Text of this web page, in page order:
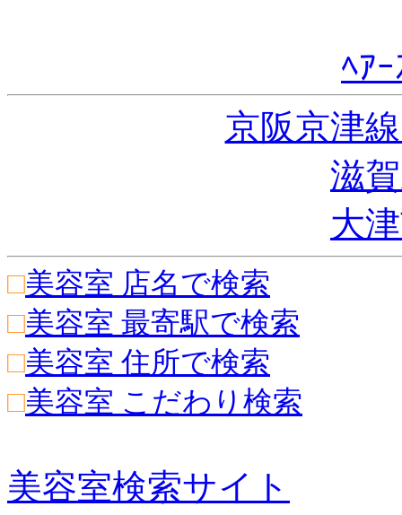
ﾍｱ
京阪京津
滋
大
□美容室 店名で検索
□美容室 最寄駅で検索
□美容室 住所で検索
□美容室 こだわり検索
美容室検索サイト